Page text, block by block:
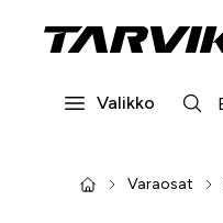
Valikko
Varaosat